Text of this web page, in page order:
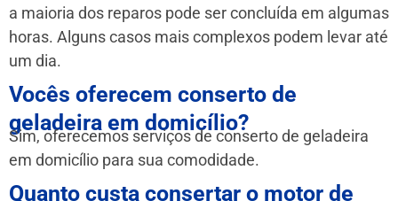
a maioria dos reparos pode ser concluída em algumas
horas. Alguns casos mais complexos podem levar até
um dia.
Vocês oferecem conserto de
geladeira em domicílio?
Sim, oferecemos serviços de conserto de geladeira
em domicílio para sua comodidade.
Quanto custa consertar o motor de